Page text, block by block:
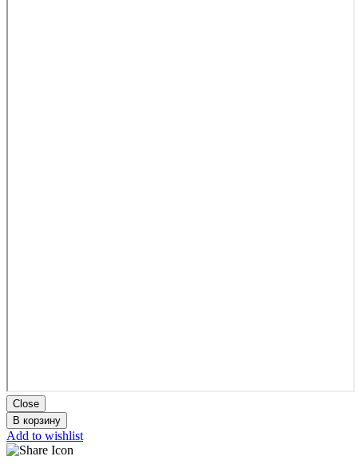
Close
В корзину
Add to wishlist